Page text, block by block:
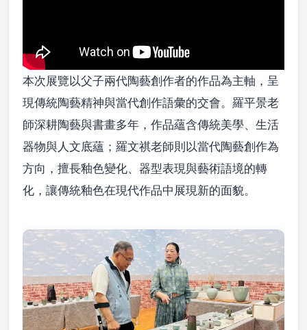
本次展覽以父子兩代陶藝創作者的作品為主軸，呈
現傳統陶藝精神與當代創作語彙的交會。羅平景老
師深耕陶藝與書畫多年，作品蘊含傳統美學、生活
器物與人文底蘊；羅文祺老師則以當代陶藝創作為
方向，擅長釉色變化、器型表現與藝術語境的轉
化，讓傳統釉色在現代作品中展現新的面貌。